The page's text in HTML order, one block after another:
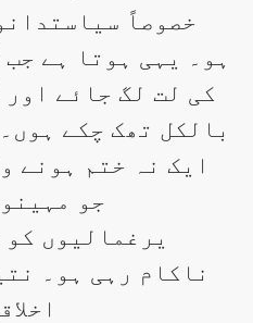
خصوصاً
ہو۔ یہی ہوتا ہے جب
کی لت لگ جائے اور
بالکل تھک چکے
ایک نہ ختم ہونے
جو
یرغمالیوں کو
ناکام رہی ہو۔